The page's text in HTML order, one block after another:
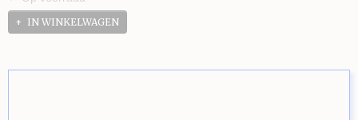
IN WINKELWAGEN